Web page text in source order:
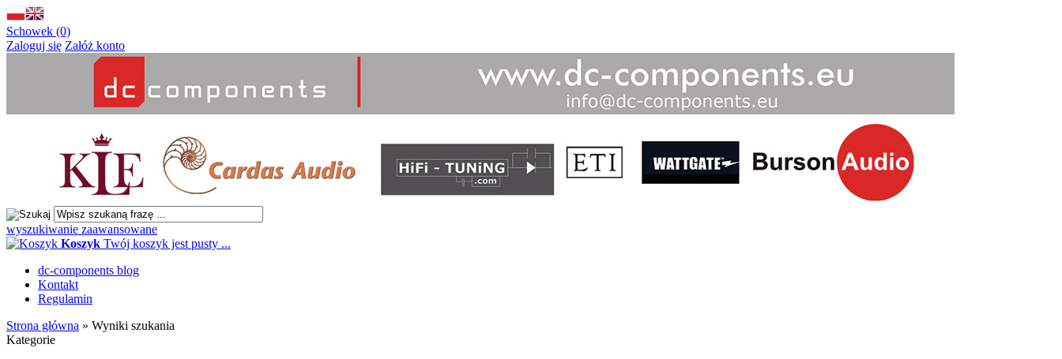
Schowek (0)
Zaloguj się Załóż konto
wyszukiwanie zaawansowane
Koszyk Twój koszyk jest pusty ...
dc-components blog
Kontakt
Regulamin
Strona główna » Wyniki szukania
Kategorie